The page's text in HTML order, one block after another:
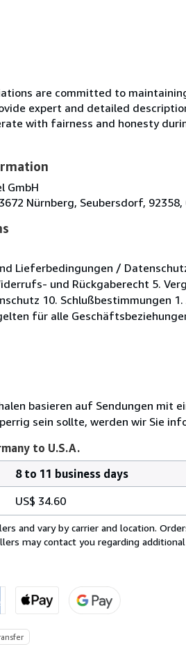
are committed to
expert and detailed
with fairness and honesty
GmbH
Nürnberg, Seubersdorf, 92358,
Lieferbedingungen /
und Rückgaberecht 5.
10. Schlußbestimmungen
für alle
basieren auf Sendungen mit
sein sollte, werden wir Sie
to U.S.A.
8 to 11 business days
US$ 34.60
and vary by carrier and location.
may contact you regarding